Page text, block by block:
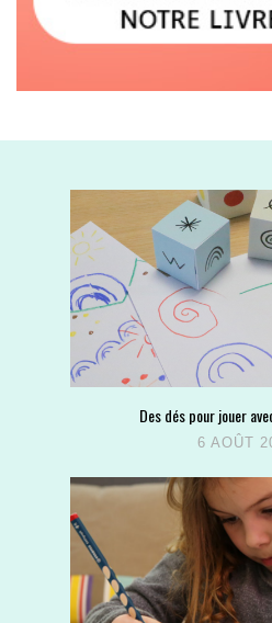
Des dés pour jouer
6 AOÛT